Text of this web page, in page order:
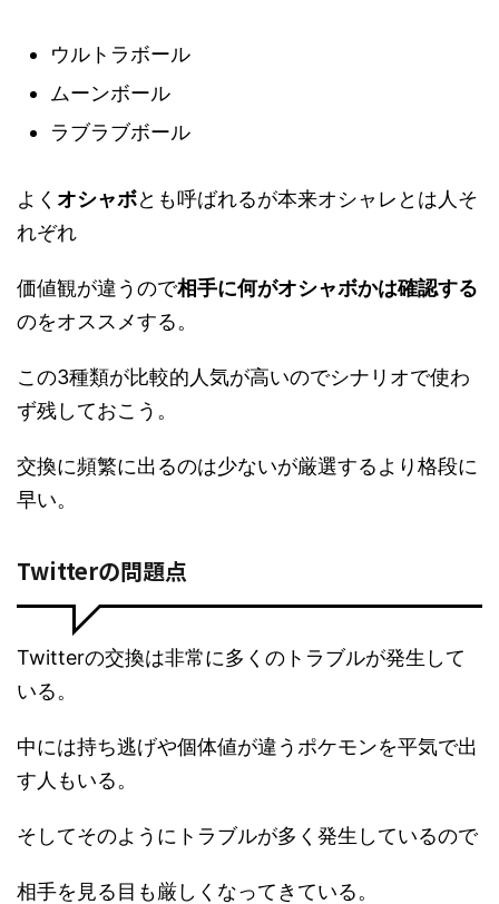
ウルトラボール
ムーンボール
ラブラブボール
よく オシャボとも呼ばれるが本来オシャレとは人そ
れぞれ
価値観が違うので相手に何がオシャボかは確認する
のをオススメする。
この3種類が比較的人気が高いのでシナリオで使わ
ず残しておこう。
交換に頻繁に出るのは少ないが厳選するより格段に
早い。
Twitterの問題点
Twitterの交換は非常に多くのトラブルが発生して
いる。
中には持ち逃げや個体値が違うポケモンを平気で出
す人もいる。
そしてそのようにトラブルが多く発生しているので
相手を見る目も厳しくなってきている。